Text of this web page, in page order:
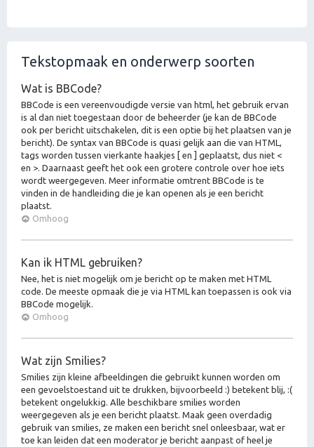
Tekstopmaak en onderwerp soorten
Wat is BBCode?
BBCode is een vereenvoudigde versie van html, het gebruik ervan
is al dan niet toegestaan door de beheerder (je kan de BBCode
ook per bericht uitschakelen, dit is een optie bij het plaatsen van je
bericht). De syntax van BBCode is quasi gelijk aan die van HTML,
tags worden tussen vierkante haakjes [ en ] geplaatst, dus niet <
en >. Daarnaast geeft het ook een grotere controle over hoe iets
wordt weergegeven. Meer informatie omtrent BBCode is te
vinden in de handleiding die je kan openen als je een bericht
plaatst.
Omhoog
Kan ik HTML gebruiken?
Nee, het is niet mogelijk om je bericht op te maken met HTML
code. De meeste opmaak die je via HTML kan toepassen is ook via
BBCode mogelijk.
Omhoog
Wat zijn Smilies?
Smilies zijn kleine afbeeldingen die gebruikt kunnen worden om
een gevoelstoestand uit te drukken, bijvoorbeeld :) betekent blij, :(
betekent ongelukkig. Alle beschikbare smilies worden
weergegeven als je een bericht plaatst. Maak geen overdadig
gebruik van smilies, ze maken een bericht snel onleesbaar, wat er
toe kan leiden dat een moderator je bericht aanpast of heel je